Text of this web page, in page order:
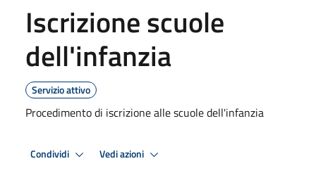
Iscrizione scuole
dell'infanzia
Servizio attivo
Procedimento di iscrizione alle scuole dell'infanzia
Condividi Vedi azioni